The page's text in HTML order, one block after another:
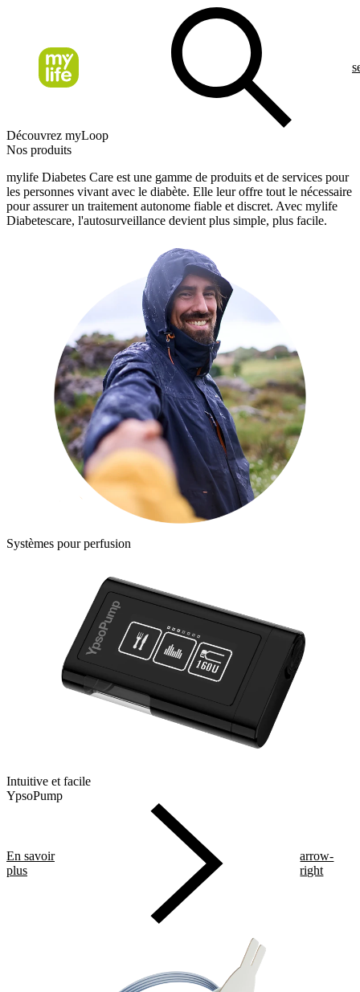
Découvrez myLoop
Nos produits
mylife Diabetes Care est une gamme de produits et de services pour
les personnes vivant avec le diabète. Elle leur offre tout le nécessaire
pour assurer un traitement autonome fiable et discret. Avec mylife
Diabetescare, l'autosurveillance devient plus simple, plus facile.
Systèmes pour perfusion
Intuitive et facile
YpsoPump
En savoir
plus
arrow-
right